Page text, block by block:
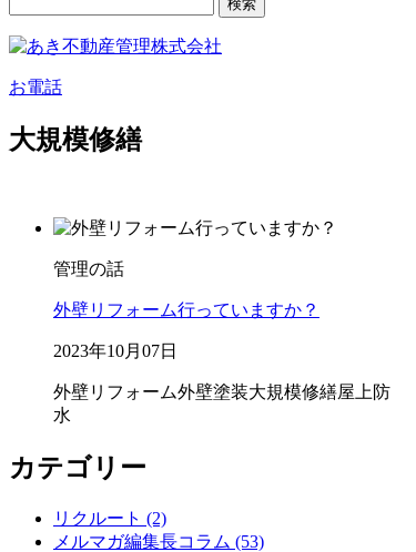
お電話
大規模修繕
管理の話
外壁リフォーム行っていますか？
2023年10月07日
外壁リフォーム外壁塗装大規模修繕屋上防
水
カテゴリー
リクルート (2)
メルマガ編集長コラム (53)